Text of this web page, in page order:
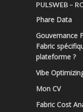
PULSWEB –
Phare Data
Gouvernance
Fabric
plateforme ?
Vibe
Mon CV
Fabric Cost